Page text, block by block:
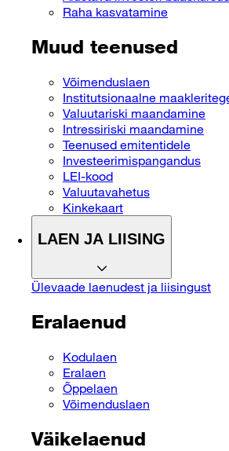
Raha kasvatamine
Muud teenused
Võimenduslaen
Institutsionaalne
Valuutariski maandamine
Intressiriski maandamine
Teenused emitentidele
Investeerimispangandus
LEI-kood
Valuutavahetus
Kinkekaart
LAEN JA LIISING
Ülevaade laenudest ja liisingust
Eralaenud
Kodulaen
Eralaen
Õppelaen
Võimenduslaen
Väikelaenud